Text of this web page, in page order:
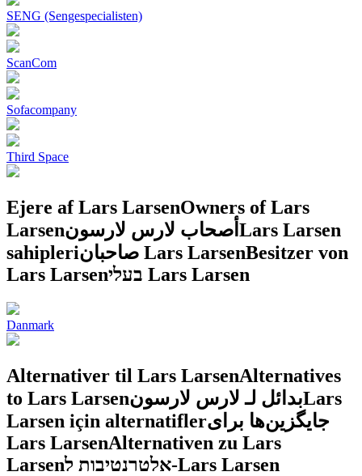
SENG (Sengespecialisten)
ScanCom
Sofacompany
Third Space
Ejere af Lars LarsenOwners of Lars
Larsenأصحاب لارس لارسون Lars Larsen
sahipleri
صاحبان Lars LarsenBesitzer von
Lars Larsen
בעלי Lars Larsen
Danmark
Alternativer til Lars LarsenAlternatives
to Lars Larsenبدائل لـ لارس لارسونLars
Larsen için alternatiflerجایگزین‌ها برای
Lars LarsenAlternativen zu Lars
Larsen
אלטרנטיבות ל-Lars Larsen